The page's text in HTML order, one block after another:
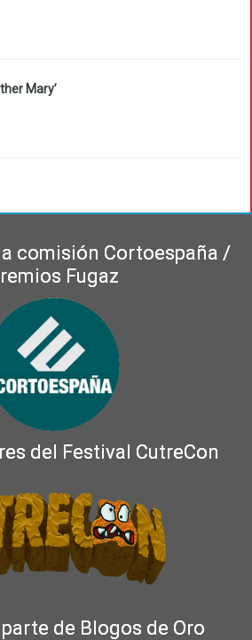
Mary’
comisión Cortoespaña /
Fugaz
del Festival CutreCon
de Blogos de Oro